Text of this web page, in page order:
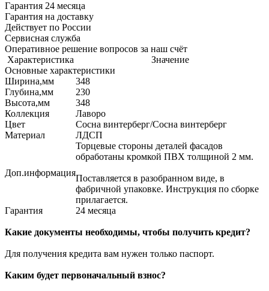
Гарантия 24 месяца
Гарантия на доставку
Действует по России
Сервисная служба
Оперативное решение вопросов за наш счёт
Характеристика
Значение
Основные характеристики
Ширина,мм
348
Глубина,мм
230
Высота,мм
348
Коллекция
Лаворо
Цвет
Сосна винтерберг/Сосна винтерберг
Материал
ЛДСП
Доп.информация
Торцевые стороны деталей фасадов
обработаны кромкой ПВХ толщиной 2 мм.
Поставляется в разобранном виде, в
фабричной упаковке. Инструкция по сборке
прилагается.
Гарантия
24 месяца
Какие документы необходимы, чтобы получить кредит?
Для получения кредита вам нужен только паспорт.
Каким будет первоначальный взнос?